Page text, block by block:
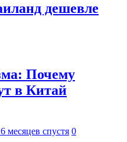
дешевле
Почему
в Китай
6 месяцев спустя 0